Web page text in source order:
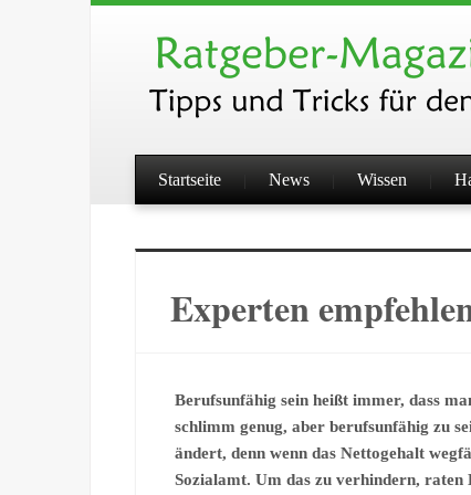
Startseite News Wissen
Experten
Berufsunfähig sein heißt immer, dass
schlimm genug, aber berufsunfähig zu
ändert, denn wenn das Nettogehalt
Sozialamt. Um das zu verhindern, raten